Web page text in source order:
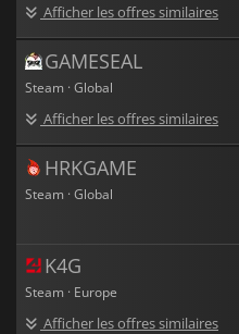
Afficher les offres similaires
GAMESEAL
Steam · Global
Afficher les offres similaires
HRKGAME
Steam · Global
K4G
Steam · Europe
Afficher les offres similaires